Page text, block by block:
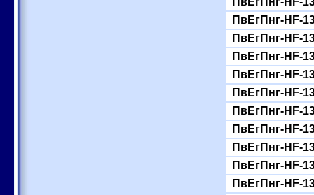
ПвЕгПнг-HF-
ПвЕгПнг-HF-
ПвЕгПнг-HF-
ПвЕгПнг-HF-
ПвЕгПнг-HF-
ПвЕгПнг-HF-
ПвЕгПнг-HF-
ПвЕгПнг-HF-
ПвЕгПнг-HF-
ПвЕгПнг-HF-